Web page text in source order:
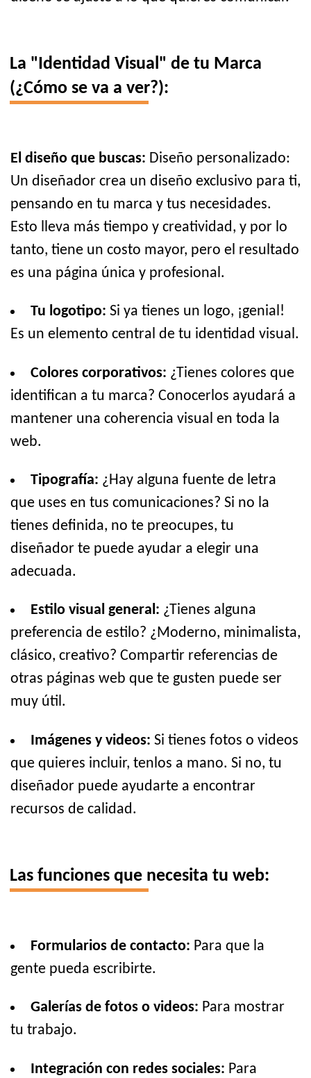
La "Identidad Visual" de tu Marca
(¿Cómo se va a ver?):
El diseño que buscas: Diseño personalizado:
Un diseñador crea un diseño exclusivo para ti,
pensando en tu marca y tus necesidades.
Esto lleva más tiempo y creatividad, y por lo
tanto, tiene un costo mayor, pero el resultado
es una página única y profesional.
Tu logotipo: Si ya tienes un logo, ¡genial!
Es un elemento central de tu identidad visual.
Colores corporativos: ¿Tienes colores que
identifican a tu marca? Conocerlos ayudará a
mantener una coherencia visual en toda la
web.
Tipografía: ¿Hay alguna fuente de letra
que uses en tus comunicaciones? Si no la
tienes definida, no te preocupes, tu
diseñador te puede ayudar a elegir una
adecuada.
Estilo visual general: ¿Tienes alguna
preferencia de estilo? ¿Moderno, minimalista,
clásico, creativo? Compartir referencias de
otras páginas web que te gusten puede ser
muy útil.
Imágenes y videos: Si tienes fotos o videos
que quieres incluir, tenlos a mano. Si no, tu
diseñador puede ayudarte a encontrar
recursos de calidad.
Las funciones que necesita tu web:
Formularios de contacto: Para que la
gente pueda escribirte.
Galerías de fotos o videos: Para mostrar
tu trabajo.
Integración con redes sociales: Para